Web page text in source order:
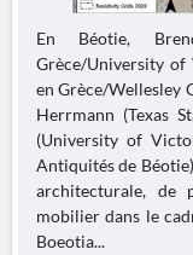
En Béotie,
Grèce/University of
en Grèce/Wellesley
Herrmann (Texas
(University of
Antiquités de
architecturale, de
mobilier dans le
Boeotia...